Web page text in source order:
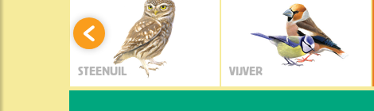
STEENUIL VIJVER